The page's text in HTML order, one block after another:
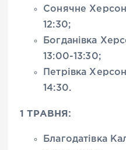
Сонячне
12:30;
Богданівка
13:00-13:30;
Петрівка
14:30.
1 ТРАВНЯ:
Благодатівка